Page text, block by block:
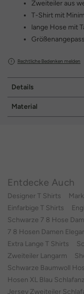
Zweiteiler aus
T-Shirt mit
lange Hose mit
Rechtliche Bedenken melden
Details
Material
Entdecke Auch
Designer T Shirts
Einfarbige T Shirts
Schwarze 7 8 Hose
7 8 Hosen Damen
Extra Lange T Shirts
Zweiteiler Langarm
Schwarze Baumwoll
Hosen XL Blau
Jersey Zweiteiler